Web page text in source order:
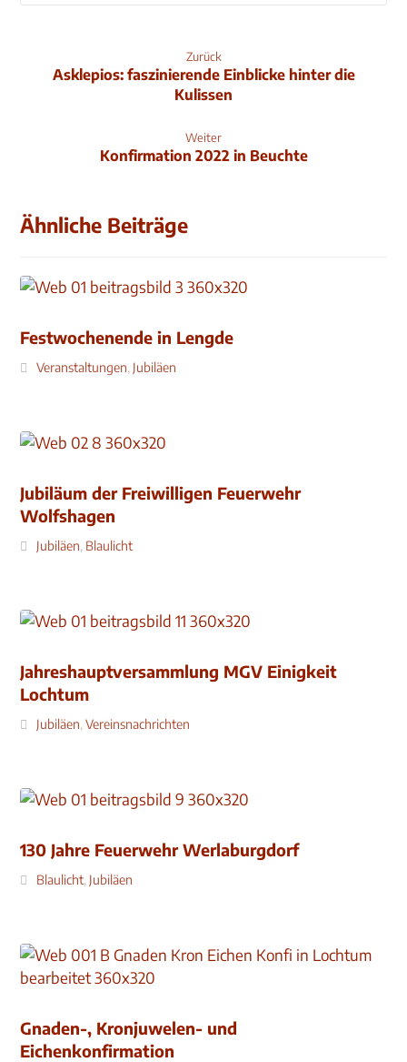
Zurück
Asklepios: faszinierende Einblicke hinter die
Kulissen
Weiter
Konfirmation 2022 in Beuchte
Ähnliche Beiträge
Festwochenende in Lengde
Veranstaltungen, Jubiläen
Jubiläum der Freiwilligen Feuerwehr
Wolfshagen
Jubiläen, Blaulicht
Jahreshauptversammlung MGV Einigkeit
Lochtum
Jubiläen,Vereinsnachrichten
130 Jahre Feuerwehr Werlaburgdorf
Blaulicht, Jubiläen
Gnaden-, Kronjuwelen- und
Eichenkonfirmation